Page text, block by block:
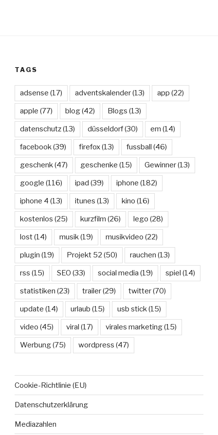
TAGS
adsense (17) adventskalender(13) app (22)
apple (77) blog(42) Blogs (13)
datenschutz(13) düsseldorf(30) em (14)
facebook(39) firefox(13) fussball (46)
geschenk(47) geschenke (15) Gewinner(13)
google (116) ipad (39) iphone (182)
iphone 4 (13) itunes (13) kino (16)
kostenlos (25) kurzfilm (26) lego (28)
lost(14) musik(19) musikvideo (22)
plugin (19) Projekt 52 (50) rauchen (13)
rss (15) SEO (33) social media (19) spiel (14)
statistiken (23) trailer(29) twitter(70)
update (14) urlaub (15) usb stick(15)
video (45) viral (17) virales marketing(15)
Werbung(75) wordpress (47)
Cookie-Richtlinie (EU)
Datenschutzerklärung
Mediazahlen